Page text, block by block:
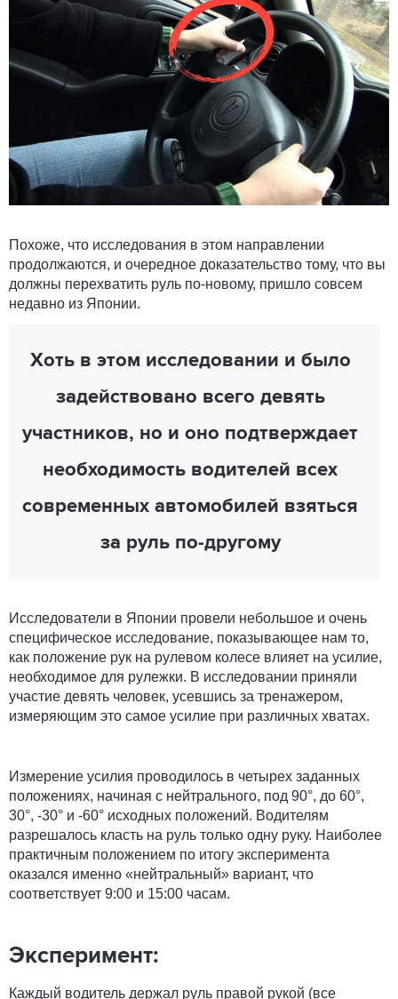
Похоже, что исследования в этом направлении
продолжаются, и очередное доказательство тому, что вы
должны перехватить руль по-новому, пришло совсем
недавно из Японии.
Хоть в этом исследовании и было
задействовано всего девять
участников, но и оно подтверждает
необходимость водителей всех
современных автомобилей взяться
за руль по-другому
Исследователи в Японии провели небольшое и очень
специфическое исследование, показывающее нам то,
как положение рук на рулевом колесе влияет на усилие,
необходимое для рулежки. В исследовании приняли
участие девять человек, усевшись за тренажером,
измеряющим это самое усилие при различных хватах.
Измерение усилия проводилось в четырех заданных
положениях, начиная с нейтрального, под 90°, до 60°,
30°, -30° и -60° исходных положений. Водителям
разрешалось класть на руль только одну руку. Наиболее
практичным положением по итогу эксперимента
оказался именно «нейтральный» вариант, что
соответствует 9:00 и 15:00 часам.
Эксперимент:
Каждый водитель держал руль правой рукой (все